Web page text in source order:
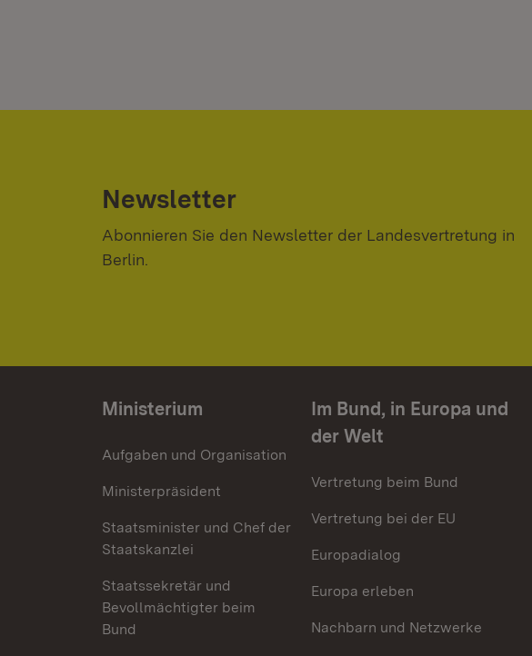
Newsletter
Abonnieren Sie den Newsletter der Landesvertretung in
Berlin.
Ministerium
Aufgaben und Organisation
Ministerpräsident
Staatsminister und Chef der
Staatskanzlei
Staatssekretär und
Bevollmächtigter beim
Bund
Im Bund, in Europa und
der Welt
Vertretung beim Bund
Vertretung bei der EU
Europadialog
Europa erleben
Nachbarn und Netzwerke